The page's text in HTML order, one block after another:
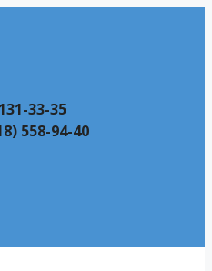
33-35
558-94-40